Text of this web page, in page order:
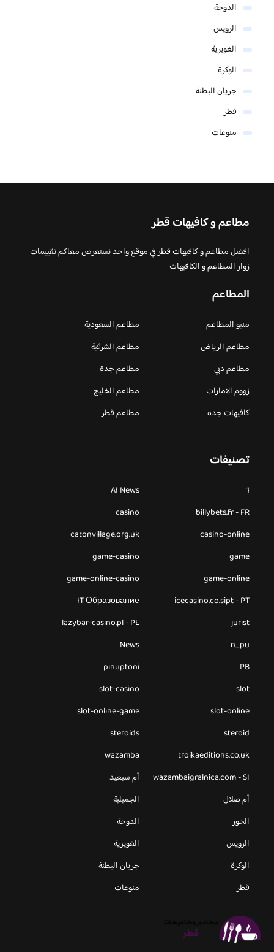
الدوحة
الرويس
الغويرية
الوكرة
جريان البطنة
قطر
منوعات
مطاعم و كافيهات قطر
افضل مطاعم و كافيهات قطر في موقع واحد نستعرض معاكم تقييمات
زوار المطاعم و الكافيهات
المطاعم
منيو المطاعم
مطاعم السعودية
مطاعم الرياض
مطاعم الشرقية
مطاعم دبي
مطاعم جدة
زووم الامارات
مطاعم الخليج
كافيهات جده
مطاعم قطر
تصنيفات
1
AI News
billybets.fr - FR
casino
casino-online
catonvillage.org.uk
game
game-casino
game-online
game-online-casino
icecasino.co.sipt - PT
IT Образование
jurist
lazybar-casino.pl - PL
n_pu
News
PB
pinuptoni
slot
slot-casino
slot-online
slot-online-game
steroid
steroids
troikaeditions.co.uk
wazamba
wazambaigralnica.com - SI
أم سيعيد
أم صلال
الجميلية
الخور
الدوحة
الرويس
الغويرية
الوكرة
جريان البطنة
قطر
منوعات